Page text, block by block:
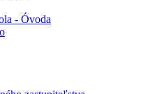
- Óvoda